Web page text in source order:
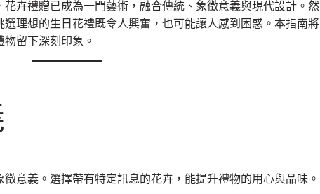
卉禮贈已成為一門藝術，融合傳統、象徵意義與現代設計。然
理想的生日花禮既令人興奮，也可能讓人感到困惑。本指南將
留下深刻印象。
意義。選擇帶有特定訊息的花卉，能提升禮物的用心與品味。